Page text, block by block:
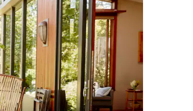
プして検索結果を確認することができます。